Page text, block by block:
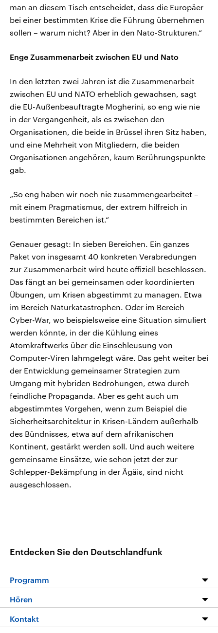
man an diesem Tisch entscheidet, dass die Europäer
bei einer bestimmten Krise die Führung übernehmen
sollen – warum nicht? Aber in den Nato-Strukturen.“
Enge Zusammenarbeit zwischen EU und Nato
In den letzten zwei Jahren ist die Zusammenarbeit
zwischen EU und NATO erheblich gewachsen, sagt
die EU-Außenbeauftragte Mogherini, so eng wie nie
in der Vergangenheit, als es zwischen den
Organisationen, die beide in Brüssel ihren Sitz haben,
und eine Mehrheit von Mitgliedern, die beiden
Organisationen angehören, kaum Berührungspunkte
gab.
„So eng haben wir noch nie zusammengearbeitet –
mit einem Pragmatismus, der extrem hilfreich in
bestimmten Bereichen ist.“
Genauer gesagt: In sieben Bereichen. Ein ganzes
Paket von insgesamt 40 konkreten Verabredungen
zur Zusammenarbeit wird heute offiziell beschlossen.
Das fängt an bei gemeinsamen oder koordinierten
Übungen, um Krisen abgestimmt zu managen. Etwa
im Bereich Naturkatastrophen. Oder im Bereich
Cyber-War, wo beispielsweise eine Situation simuliert
werden könnte, in der die Kühlung eines
Atomkraftwerks über die Einschleusung von
Computer-Viren lahmgelegt wäre. Das geht weiter bei
der Entwicklung gemeinsamer Strategien zum
Umgang mit hybriden Bedrohungen, etwa durch
feindliche Propaganda. Aber es geht auch um
abgestimmtes Vorgehen, wenn zum Beispiel die
Sicherheitsarchitektur in Krisen-Ländern außerhalb
des Bündnisses, etwa auf dem afrikanischen
Kontinent, gestärkt werden soll. Und auch weitere
gemeinsame Einsätze, wie schon jetzt der zur
Schlepper-Bekämpfung in der Ägäis, sind nicht
ausgeschlossen.
Entdecken Sie den Deutschlandfunk
Programm
Programm
Die Nachrichten
Hören
Livestream
Kontakt